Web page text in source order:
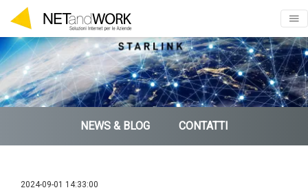
NEWS & BLOG CONTATTI
2024-09-01 14:33:00